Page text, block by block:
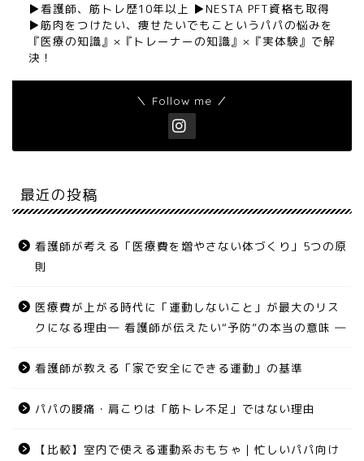
▶︎看護師、筋トレ歴10年以上 ▶︎NESTA PFT資格も取得
▶︎筋肉をつけたい、痩せたいでもこというパパの悩みを
『医療の知識』×『トレーナーの知識』×『実体験』で解
決！
＼ Follow me ／
最近の投稿
看護師が考える「医療費を増やさない体づくり」5つの原
則
医療費が上がる時代に「運動しないこと」が最大のリス
クになる理由― 看護師が伝えたい“予防”の本当の意味 ―
看護師が教える「家で安全にできる運動」の基準
パパの腰痛・肩こりは「筋トレ不足」ではない理由
【比較】室内で使える運動系おもちゃ｜忙しいパパ向け